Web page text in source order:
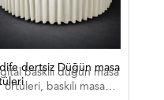
dertsiz Düğün masa
baskılı düğün masa
örtüleri, baskılı masa